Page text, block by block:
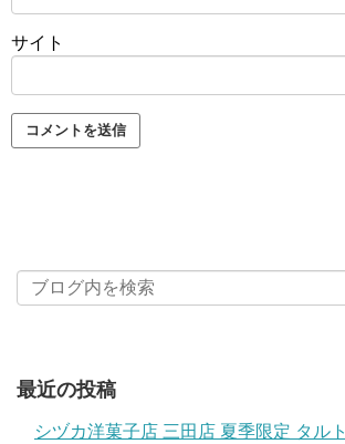
サイト
最近の投稿
シヅカ洋菓子店 三田店 夏季限定 タル